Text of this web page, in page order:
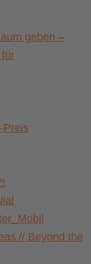
geben –
Preis
// Beyond the